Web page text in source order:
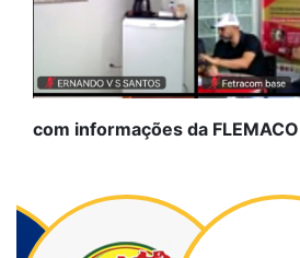
com informações da